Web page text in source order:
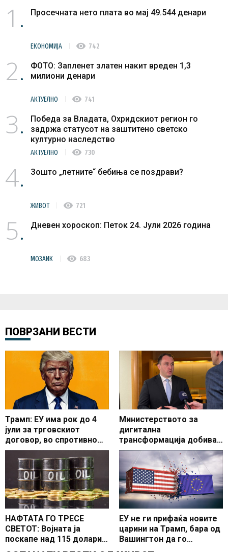
1 Просечната нето плата во мај 49.544 денари
ЕКОНОМИЈА visibility 742
2
ФОТО: Запленет златен накит вреден 1,3
милиони денари
АКТУЕЛНО visibility 741
3
Победа за Владата, Охридскиот регион го
задржа статусот на заштитено светско
културно наследство
АКТУЕЛНО visibility 730
4 Зошто „летните“ бебиња се поздрави?
ЖИВОТ visibility 721
5 Дневен хороскоп: Петок 24. Јули 2026 година
МОЗАИК visibility 683
ПОВРЗАНИ ВЕСТИ
Трамп: ЕУ има рок до 4
јули за трговскиот
договор, во спротивно
следуваат повисоки
царини
Министерството за
дигитална
трансформација добива
сериозна поддршка од
Стратешкиот дијалог со
САД
НАФТАТА ГО ТРЕСЕ
СВЕТОТ: Војната ја
поскапе над 115 долари
за барел
ЕУ не ги прифаќа новите
царини на Трамп, бара од
Вашингтон да го
почитува трговскиот